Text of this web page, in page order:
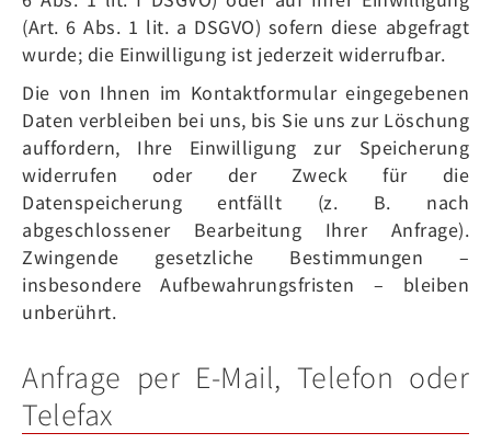
(Art. 6 Abs. 1 lit. a DSGVO) sofern diese abgefragt
wurde; die Einwilligung ist jederzeit widerrufbar.
Die von Ihnen im Kontaktformular eingegebenen
Daten verbleiben bei uns, bis Sie uns zur Löschung
auffordern, Ihre Einwilligung zur Speicherung
widerrufen oder der Zweck für die
Datenspeicherung entfällt (z. B. nach
abgeschlossener Bearbeitung Ihrer Anfrage).
Zwingende gesetzliche Bestimmungen –
insbesondere Aufbewahrungsfristen – bleiben
unberührt.
Anfrage per E-Mail, Telefon oder
Telefax